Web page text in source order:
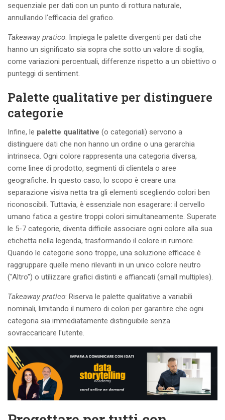
sequenziale per dati con un punto di rottura naturale,
annullando l'efficacia del grafico.
Takeaway pratico: Impiega le palette divergenti per dati che
hanno un significato sia sopra che sotto un valore di soglia,
come variazioni percentuali, differenze rispetto a un obiettivo o
punteggi di sentiment.
Palette qualitative per distinguere
categorie
Infine, le palette qualitative (o categoriali) servono a
distinguere dati che non hanno un ordine o una gerarchia
intrinseca. Ogni colore rappresenta una categoria diversa,
come linee di prodotto, segmenti di clientela o aree
geografiche. In questo caso, lo scopo è creare una
separazione visiva netta tra gli elementi scegliendo colori ben
riconoscibili. Tuttavia, è essenziale non esagerare: il cervello
umano fatica a gestire troppi colori simultaneamente. Superate
le 5-7 categorie, diventa difficile associare ogni colore alla sua
etichetta nella legenda, trasformando il colore in rumore.
Quando le categorie sono troppe, una soluzione efficace è
raggruppare quelle meno rilevanti in un unico colore neutro
("Altro") o utilizzare grafici distinti e affiancati (small multiples).
Takeaway pratico: Riserva le palette qualitative a variabili
nominali, limitando il numero di colori per garantire che ogni
categoria sia immediatamente distinguibile senza
sovraccaricare l'utente.